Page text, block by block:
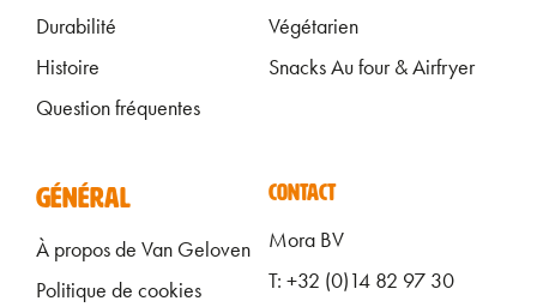
Durabilité
Histoire
Question fréquentes
Végétarien
Snacks Au four & Airfryer
ALGEMEEN FOOTER FR
GÉNÉRAL
À propos de Van Geloven
Politique de cookies
CONTACT
Mora BV
T: +32 (0)14 82 97 30